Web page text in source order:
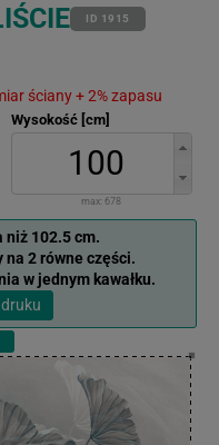
ID 1915
ściany + 2% zapasu
Wysokość [cm]
max: 678
niż 102.5 cm.
2 równe części.
w jednym kawałku.